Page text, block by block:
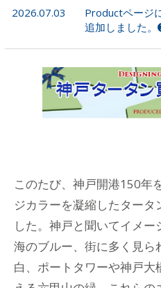
2026.07.03
Productページ
追加しました。
このたび、神戸開港150年
ジカラーを凝縮したタータ
した。神戸と聞いてイメ
海のブルー、街に多く見
白、ポートタワーや神戸